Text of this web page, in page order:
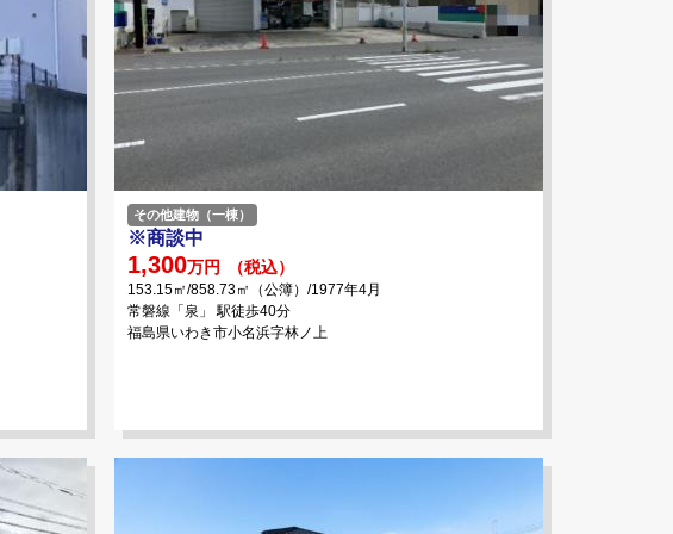
その他建物（一棟）
※商談中
1,300万円 （税込）
153.15㎡/858.73㎡（公簿）/1977年4月
常磐線「泉」 駅徒歩40分
福島県いわき市小名浜字林ノ上